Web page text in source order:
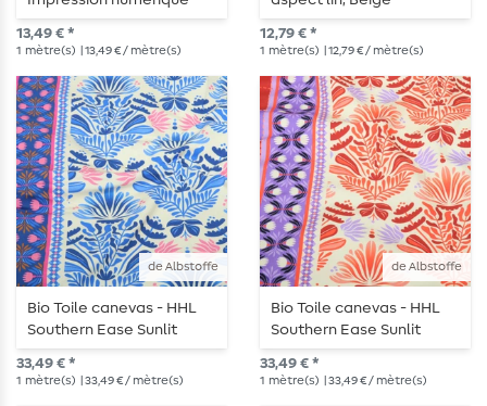
Ecru
13,49 € *
1 mètre(s) | 13,49 € / mètre(s)
12,79 € *
1 mètre(s) | 12,79 € / mètre(s)
de Albstoffe
Bio Toile canevas - HHL
Southern Ease Sunlit
Botanica Beige Bleu
33,49 € *
1 mètre(s) | 33,49 € / mètre(s)
de Albstoffe
Bio Toile canevas - HHL
Southern Ease Sunlit
Botanica Beige Rouge
33,49 € *
1 mètre(s) | 33,49 € / mètre(s)